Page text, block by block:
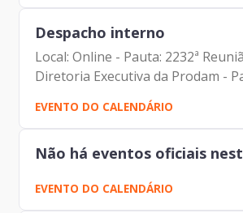
Inovação e...
Despacho interno
Local: Online - Pauta: 2232ª
Diretoria Executiva da Prodam -
Carolina Magnani Hiromoto
da Presidência e DPO) Carlos
Junior (Diretor de...
EVENTO DO CALENDÁRIO
Não há eventos oficiais
EVENTO DO CALENDÁRIO